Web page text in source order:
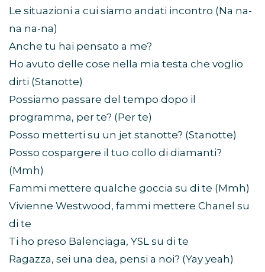
Le situazioni a cui siamo andati incontro (Na na-
na na-na)
Anche tu hai pensato a me?
Ho avuto delle cose nella mia testa che voglio
dirti (Stanotte)
Possiamo passare del tempo dopo il
programma, per te? (Per te)
Posso metterti su un jet stanotte? (Stanotte)
Posso cospargere il tuo collo di diamanti?
(Mmh)
Fammi mettere qualche goccia su di te (Mmh)
Vivienne Westwood, fammi mettere Chanel su
di te
Ti ho preso Balenciaga, YSL su di te
Ragazza, sei una dea, pensi a noi? (Yay yeah)